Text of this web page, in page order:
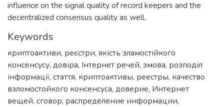
influence on the signal quality of record keepers and the
decentralized consensus quality as well.
Keywords
криптоактиви, реєстри, якість зламостійкого
консенсусу, довіра, Інтернет речей, змова, розподіл
інформації, стаття, криптоактивы, реестры, качество
взломостойкого консенсуса, доверие, Интернет
вещей, сговор, распределение информации,